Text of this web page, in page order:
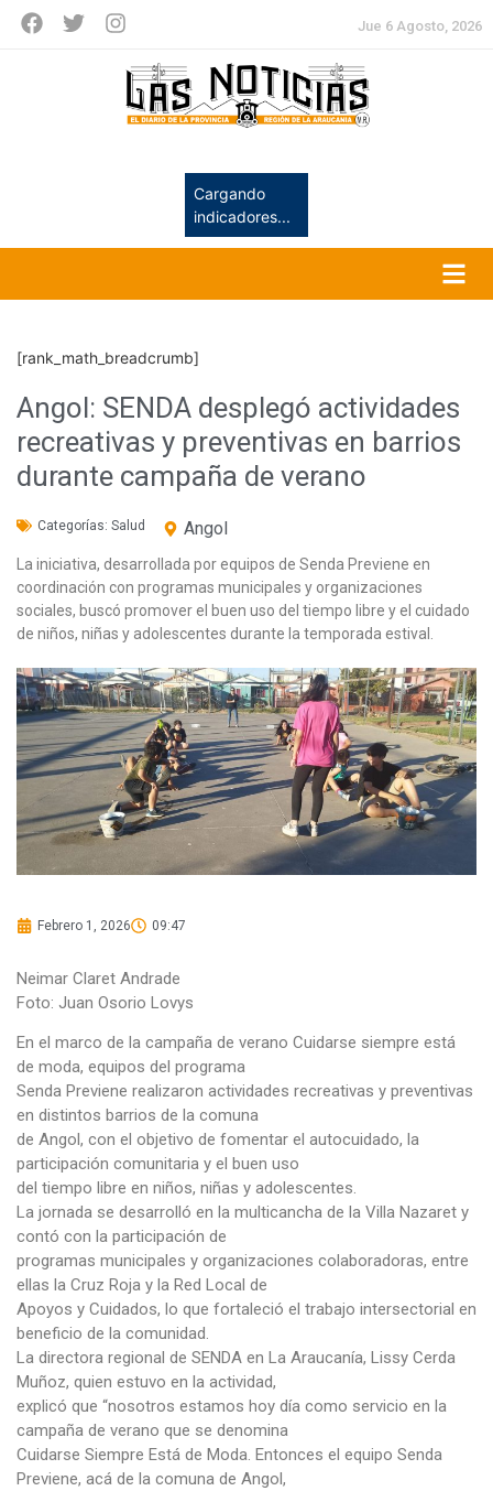
Jue 6 Agosto, 2026
Cargando
indicadores...
[rank_math_breadcrumb]
Angol: SENDA desplegó actividades
recreativas y preventivas en barrios
durante campaña de verano
Categorías: Salud Angol
La iniciativa, desarrollada por equipos de Senda Previene en
coordinación con programas municipales y organizaciones
sociales, buscó promover el buen uso del tiempo libre y el cuidado
de niños, niñas y adolescentes durante la temporada estival.
Febrero 1, 2026 09:47
Neimar Claret Andrade
Foto: Juan Osorio Lovys
En el marco de la campaña de verano Cuidarse siempre está
de moda, equipos del programa
Senda Previene realizaron actividades recreativas y preventivas
en distintos barrios de la comuna
de Angol, con el objetivo de fomentar el autocuidado, la
participación comunitaria y el buen uso
del tiempo libre en niños, niñas y adolescentes.
La jornada se desarrolló en la multicancha de la Villa Nazaret y
contó con la participación de
programas municipales y organizaciones colaboradoras, entre
ellas la Cruz Roja y la Red Local de
Apoyos y Cuidados, lo que fortaleció el trabajo intersectorial en
beneficio de la comunidad.
La directora regional de SENDA en La Araucanía, Lissy Cerda
Muñoz, quien estuvo en la actividad,
explicó que “nosotros estamos hoy día como servicio en la
campaña de verano que se denomina
Cuidarse Siempre Está de Moda. Entonces el equipo Senda
Previene, acá de la comuna de Angol,